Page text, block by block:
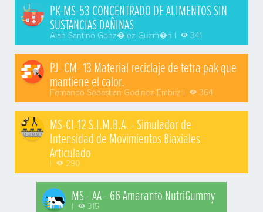
PK-MS-53 CONCENTRADO DE ALIMENTOS SIN
SUSTANCIAS DAÑINAS
Alan Santino Gonz�lez Guzm�n | 341
PJ- CM- 13 Material reciclaje de tetra pak que
mantiene el calor.
Fernando Sebastian Godinez Embriz | 364
MS-CI-12 S.I.M.B.A. - Simulador de
Intensidad de Movimientos Biaxiales
Articulado
| 290
MS - AA - 66 Amaranto NutriGummy
| 315